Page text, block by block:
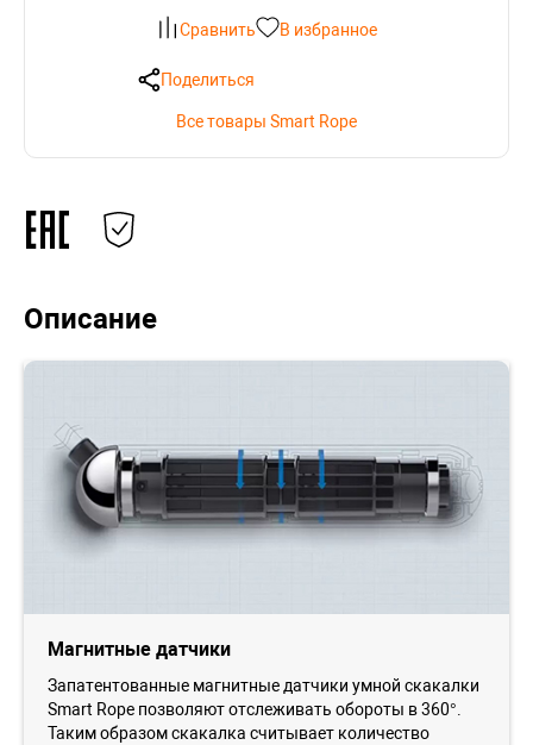
Сравнить В избранное
Поделиться
Все товары Smart Rope
Описание
Магнитные датчики
Запатентованные магнитные датчики умной скакалки
Smart Rope позволяют отслеживать обороты в 360°.
Таким образом скакалка считывает количество